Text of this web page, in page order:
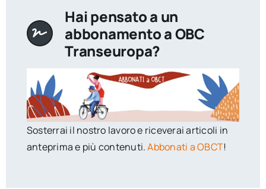
Hai pensato a un
abbonamento a OBC
Transeuropa?
Sosterrai il nostro lavoro e riceverai articoli in
anteprima e più contenuti.Abbonati a OBCT!